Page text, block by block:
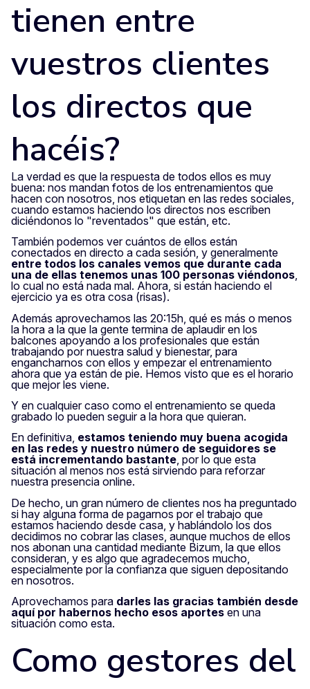
tienen entre
vuestros clientes
los directos que
hacéis?
La verdad es que la respuesta de todos ellos es muy
buena: nos mandan fotos de los entrenamientos que
hacen con nosotros, nos etiquetan en las redes sociales,
cuando estamos haciendo los directos nos escriben
diciéndonos lo "reventados" que están, etc.
También podemos ver cuántos de ellos están
conectados en directo a cada sesión, y generalmente
entre todos los canales vemos que durante cada
una de ellas tenemos unas 100 personas viéndonos,
lo cual no está nada mal. Ahora, si están haciendo el
ejercicio ya es otra cosa (risas).
Además aprovechamos las 20:15h, qué es más o menos
la hora a la que la gente termina de aplaudir en los
balcones apoyando a los profesionales que están
trabajando por nuestra salud y bienestar, para
engancharnos con ellos y empezar el entrenamiento
ahora que ya están de pie. Hemos visto que es el horario
que mejor les viene.
Y en cualquier caso como el entrenamiento se queda
grabado lo pueden seguir a la hora que quieran.
En definitiva, estamos teniendo muy buena acogida
en las redes y nuestro número de seguidores se
está incrementando bastante, por lo que esta
situación al menos nos está sirviendo para reforzar
nuestra presencia online.
De hecho, un gran número de clientes nos ha preguntado
si hay alguna forma de pagarnos por el trabajo que
estamos haciendo desde casa, y hablándolo los dos
decidimos no cobrar las clases, aunque muchos de ellos
nos abonan una cantidad mediante Bizum, la que ellos
consideran, y es algo que agradecemos mucho,
especialmente por la confianza que siguen depositando
en nosotros.
Aprovechamos para darles las gracias también desde
aquí por habernos hecho esos aportes en una
situación como esta.
Como gestores del